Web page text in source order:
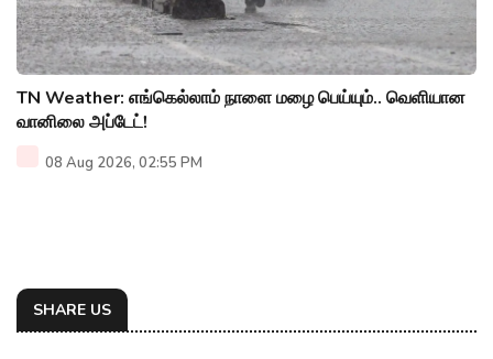
TN Weather: எங்கெல்லாம் நாளை மழை பெய்யும்.. வெளியான
வானிலை அப்டேட்!
08 Aug 2026, 02:55 PM
SHARE US